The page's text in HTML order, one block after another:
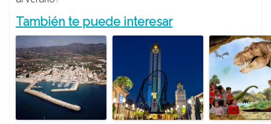
También te puede interesar